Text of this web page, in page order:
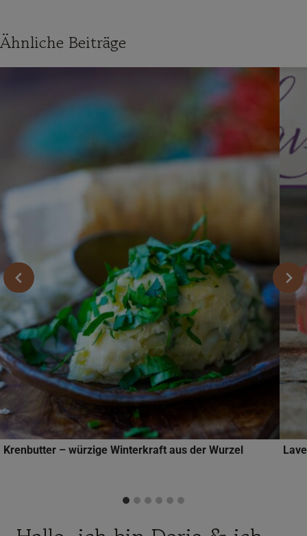
Ähnliche Beiträge
Krenbutter – würzige Winterkraft aus der Wurzel